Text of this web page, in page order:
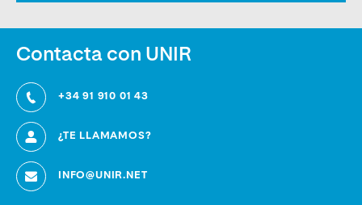
Contacta con UNIR
+34 91 910 01 43
¿TE LLAMAMOS?
INFO@UNIR.NET